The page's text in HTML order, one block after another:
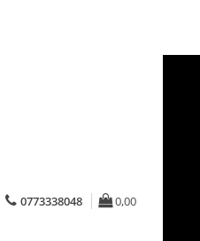
0773338048 0,00